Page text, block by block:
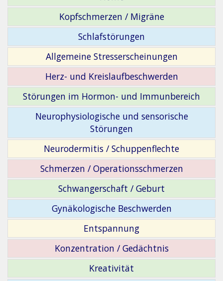
Kopfschmerzen / Migräne
Schlafstörungen
Allgemeine Stresserscheinungen
Herz- und Kreislaufbeschwerden
Störungen im Hormon- und Immunbereich
Neurophysiologische und sensorische
Störungen
Neurodermitis / Schuppenflechte
Schmerzen / Operationsschmerzen
Schwangerschaft / Geburt
Gynäkologische Beschwerden
Entspannung
Konzentration / Gedächtnis
Kreativität